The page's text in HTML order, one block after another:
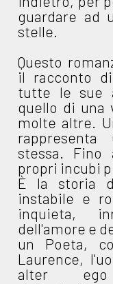
guardare ad
stelle.
Questo
il racconto
tutte le sue
quello di una
molte altre.
stessa. Fino
propri incubi
È la storia
instabile e
inquieta,
dell'amore e
un Poeta,
Laurence,
alter